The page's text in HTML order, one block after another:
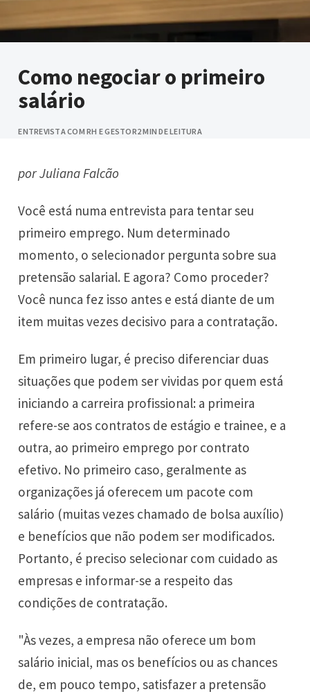
Como negociar o primeiro
salário
ENTREVISTA COM RH E GESTOR2 MIN DE LEITURA
por Juliana Falcão
Você está numa entrevista para tentar seu
primeiro emprego. Num determinado
momento, o selecionador pergunta sobre sua
pretensão salarial. E agora? Como proceder?
Você nunca fez isso antes e está diante de um
item muitas vezes decisivo para a contratação.
Em primeiro lugar, é preciso diferenciar duas
situações que podem ser vividas por quem está
iniciando a carreira profissional: a primeira
refere-se aos contratos de estágio e trainee, e a
outra, ao primeiro emprego por contrato
efetivo. No primeiro caso, geralmente as
organizações já oferecem um pacote com
salário (muitas vezes chamado de bolsa auxílio)
e benefícios que não podem ser modificados.
Portanto, é preciso selecionar com cuidado as
empresas e informar-se a respeito das
condições de contratação.
"Às vezes, a empresa não oferece um bom
salário inicial, mas os benefícios ou as chances
de, em pouco tempo, satisfazer a pretensão